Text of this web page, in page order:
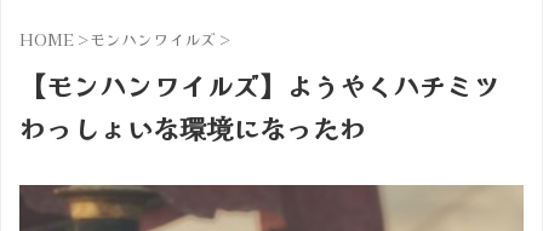
HOME >モンハンワイルズ >
【モンハンワイルズ】ようやくハチミツ
わっしょいな環境になったわ